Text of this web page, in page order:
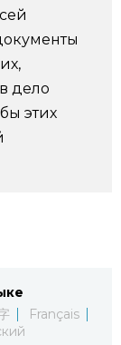
дело
этих
Français